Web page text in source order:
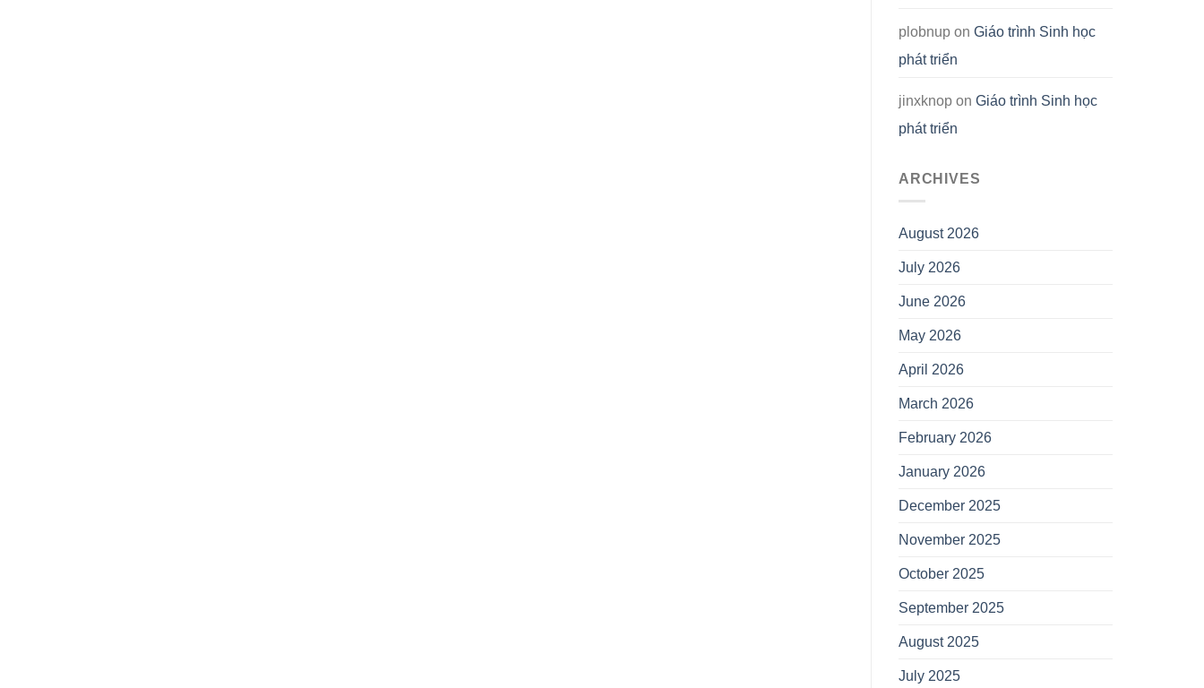
plobnup on Giáo trình Sinh học
phát triển
jinxknop on Giáo trình Sinh học
phát triển
ARCHIVES
August 2026
July 2026
June 2026
May 2026
April 2026
March 2026
February 2026
January 2026
December 2025
November 2025
October 2025
September 2025
August 2025
July 2025